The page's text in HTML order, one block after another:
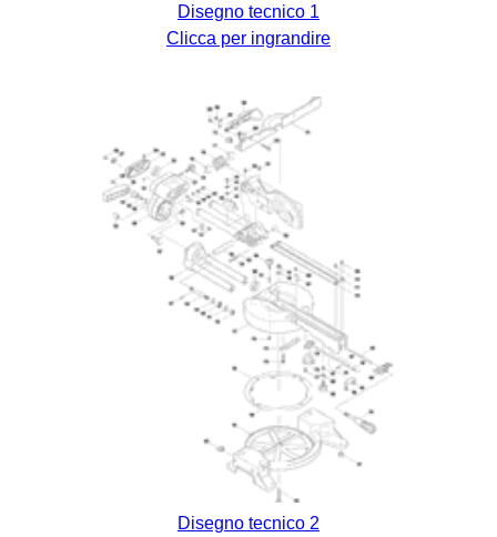
Disegno tecnico 1
Clicca per ingrandire
Disegno tecnico 2